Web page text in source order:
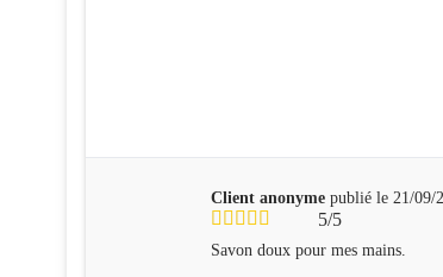
Client anonyme publié le 21/09/
5/5
Savon doux pour mes mains.